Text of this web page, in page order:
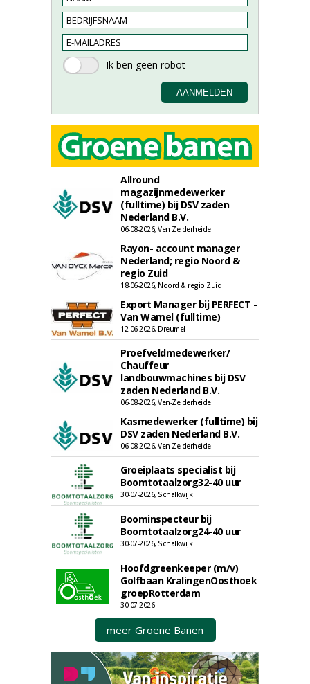
Allround
magazijnmedewerker
(fulltime) bij DSV zaden
Nederland B.V.
06-08-2026, Ven Zelderheide
Rayon- account manager
Nederland; regio Noord &
regio Zuid
18-06-2026, Noord & regio Zuid
Export Manager bij PERFECT -
Van Wamel (fulltime)
12-06-2026, Dreumel
Proefveldmedewerker/
Chauffeur
landbouwmachines bij DSV
zaden Nederland B.V.
06-08-2026, Ven-Zelderheide
Kasmedewerker (fulltime) bij
DSV zaden Nederland B.V.
06-08-2026, Ven-Zelderheide
Groeiplaats specialist bij
Boomtotaalzorg32-40 uur
30-07-2026, Schalkwijk
Boominspecteur bij
Boomtotaalzorg24-40 uur
30-07-2026, Schalkwijk
Hoofdgreenkeeper (m/v)
Golfbaan KralingenOosthoek
groepRotterdam
30-07-2026
meer Groene Banen